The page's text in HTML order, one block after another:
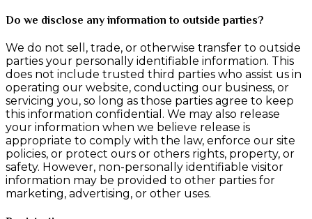
Do we disclose any information to outside parties?
We do not sell, trade, or otherwise transfer to outside
parties your personally identifiable information. This
does not include trusted third parties who assist us in
operating our website, conducting our business, or
servicing you, so long as those parties agree to keep
this information confidential. We may also release
your information when we believe release is
appropriate to comply with the law, enforce our site
policies, or protect ours or others rights, property, or
safety. However, non-personally identifiable visitor
information may be provided to other parties for
marketing, advertising, or other uses.